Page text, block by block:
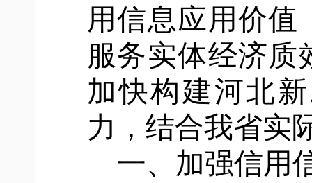
用信息应用价值
服务实体经济质
加快构建河北
力，结合我省实
一、加强信用